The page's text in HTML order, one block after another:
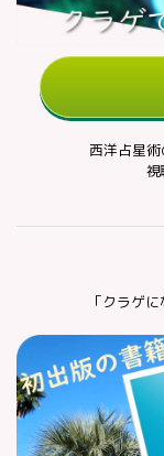
西洋占星
視
「クラゲ